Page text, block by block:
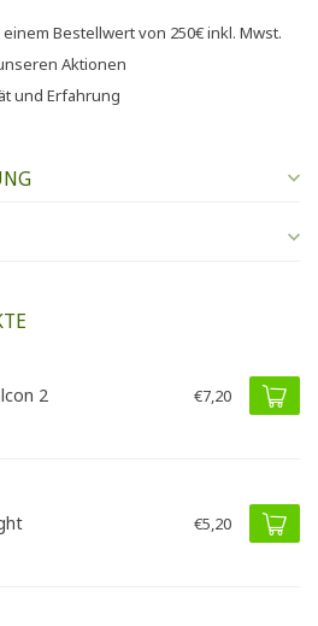
einem Bestellwert von 250€inkl. Mwst.
Aktionen
und Erfahrung
2 €7,20
€5,20